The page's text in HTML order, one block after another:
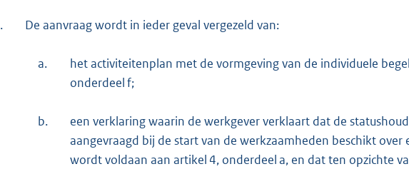
t
r
l
i
n
De aanvraag wordt in ieder geval vergezeld van:
a.
het activiteitenplan met de vormgeving van de individuele
onderdeel f;
b.
een verklaring waarin de werkgever verklaart dat de
aangevraagd bij de start van de werkzaamheden beschikt
wordt voldaan aan artikel 4, onderdeel a, en dat ten opzichte